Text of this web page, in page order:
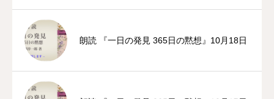
朗読 『一日の発見 365日の黙想』10月18日